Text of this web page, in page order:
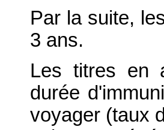
Par la suite,
3 ans.
Les titres en
durée
voyager (taux